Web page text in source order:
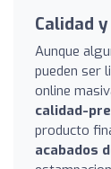
Calidad
Aunque
pueden ser
online
calidad-
producto
acabados